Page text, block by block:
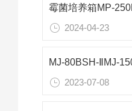
2024-04-23
2023-07-08